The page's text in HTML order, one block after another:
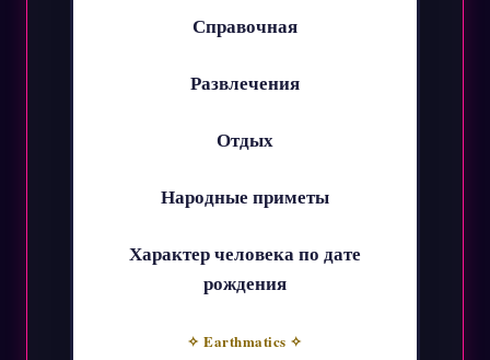
Справочная
Развлечения
Отдых
Народные приметы
Характер человека по дате
рождения
✧ Earthmatics ✧